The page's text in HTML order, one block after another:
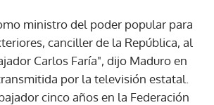
ministro del poder popular para
canciller de la República, al
Carlos Faría", dijo Maduro en
por la televisión estatal.
cinco años en la Federación